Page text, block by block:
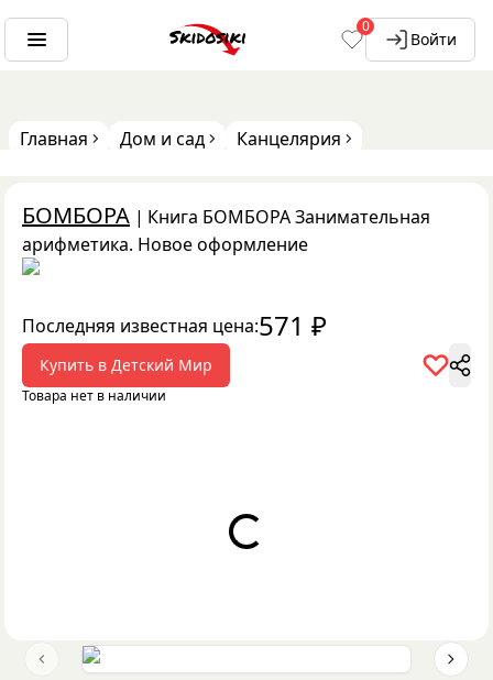
0
Войти
Главная Дом и сад Канцелярия
БОМБОРА | Книга БОМБОРА Занимательная
арифметика. Новое оформление
Последняя известная цена:571 ₽
Купить в Детский Мир
Товара нет в наличии
Loading...
Previous slide Next